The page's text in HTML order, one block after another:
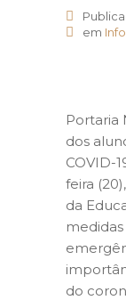
em
Portaria
dos
COVID-
feira
da
do